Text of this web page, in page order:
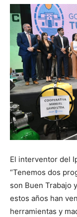
El interventor del
“Tenemos dos
son Buen Trabajo
estos años han
herramientas y